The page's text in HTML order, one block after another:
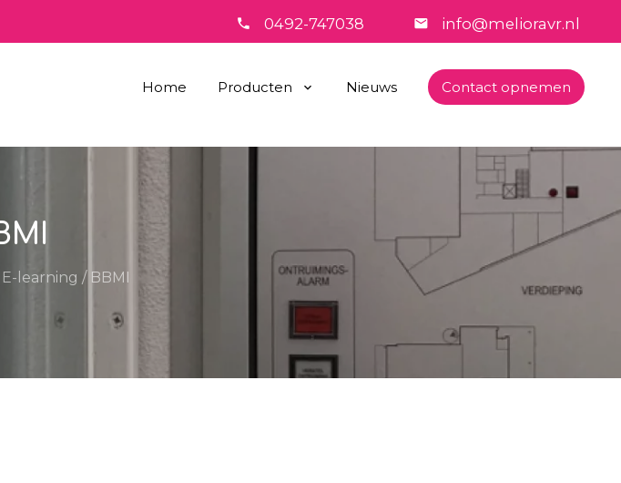
0492-747038 info@melioravr.nl
Home Producten Nieuws Contact opnemen
learning / BBMI